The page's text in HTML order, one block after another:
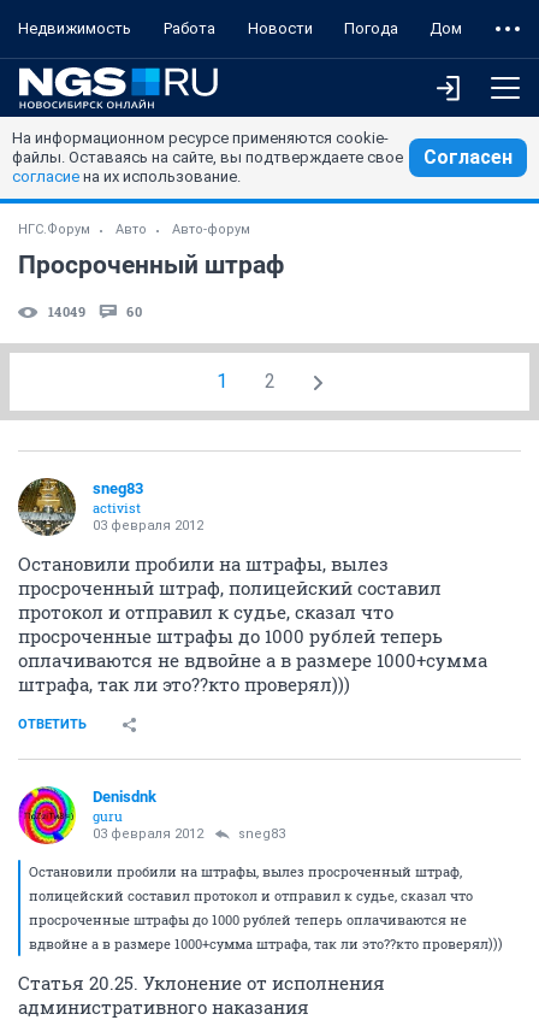
Недвижимость Работа Новости Погода Дом
На информационном ресурсе применяются cookie-
файлы. Оставаясь на сайте, вы подтверждаете свое
согласие на их использование.
Согласен
НГС.Форум Авто Авто-форум
Просроченный штраф
14049 60
1 2
sneg83
activist
03 февраля 2012
Остановили пробили на штрафы, вылез
просроченный штраф, полицейский составил
протокол и отправил к судье, сказал что
просроченные штрафы до 1000 рублей теперь
оплачиваются не вдвойне а в размере 1000+сумма
штрафа, так ли это??кто проверял)))
ОТВЕТИТЬ
Denisdnk
guru
03 февраля 2012 sneg83
Остановили пробили на штрафы, вылез просроченный штраф,
полицейский составил протокол и отправил к судье, сказал что
просроченные штрафы до 1000 рублей теперь оплачиваются не
вдвойне а в размере 1000+сумма штрафа, так ли это??кто проверял)))
Статья 20.25. Уклонение от исполнения
административного наказания